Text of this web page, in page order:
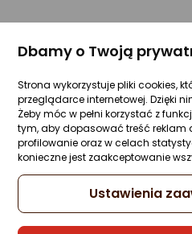
Dbamy o Twoją
Strona wykorzystuje pliki cookies,
przeglądarce internetowej. Dzięki
Żeby móc w pełni korzystać z
tym, aby dopasować treść reklam
profilowanie oraz w celach
konieczne jest zaakceptowanie
Ustawienia